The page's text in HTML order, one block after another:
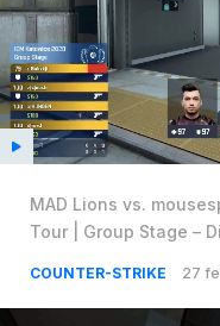
MAD Lions vs.
Tour | Group Stage –
COUNTER-STRIKE 27